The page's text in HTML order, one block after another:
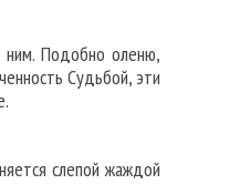
ним. Подобно оленю,
Судьбой, эти
слепой жаждой